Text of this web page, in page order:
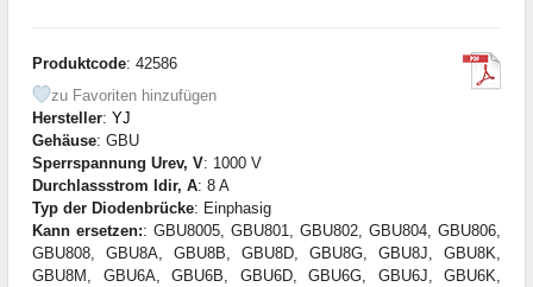
Produktcode: 42586
zu Favoriten hinzufügen
Hersteller: YJ
Gehäuse: GBU
Sperrspannung Urev, V: 1000 V
Durchlassstrom Idir, A: 8 A
Typ der Diodenbrücke: Einphasig
Kann ersetzen:: GBU8005, GBU801, GBU802, GBU804, GBU806,
GBU808, GBU8A, GBU8B, GBU8D, GBU8G, GBU8J, GBU8K,
GBU8M, GBU6A, GBU6B, GBU6D, GBU6G, GBU6J, GBU6K,